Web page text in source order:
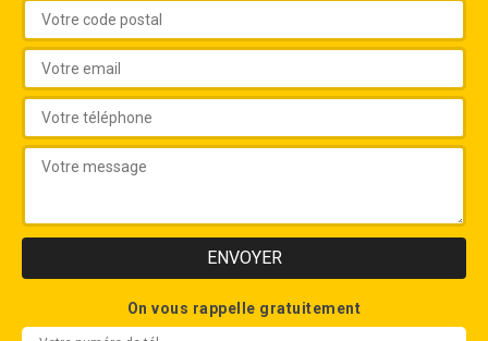
On vous rappelle gratuitement